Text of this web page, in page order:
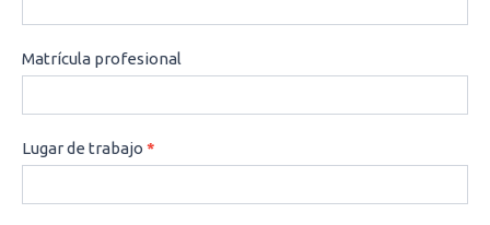
Matrícula profesional
Lugar de trabajo *